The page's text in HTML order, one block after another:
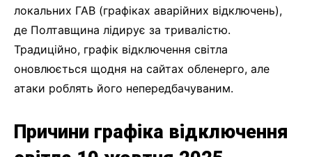
локальних ГАВ (графіках аварійних відключень),
де Полтавщина лідирує за тривалістю.
Традиційно, графік відключення світла
оновлюється щодня на сайтах обленерго, але
атаки роблять його непередбачуваним.
Причини графіка відключення